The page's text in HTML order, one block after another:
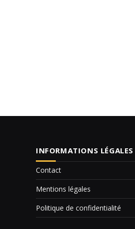
INFORMATIONS LÉGALES
Contact
Mentions légales
Politique de confidentialité